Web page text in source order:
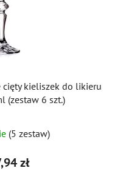
cięty kieliszek do likieru
(zestaw 6 szt.)
(5 zestaw)
zł